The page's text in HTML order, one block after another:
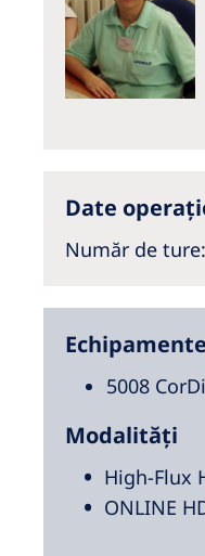
Date
Număr de ture
Echipamente
5008
Modalități
High-Flux
ONLINE